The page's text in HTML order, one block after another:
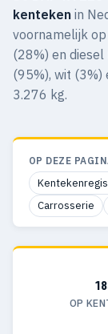
kenteken in
voornamelijk
(28%) en
(95%), wit (3%)
3.276 kg.
OP DEZE
Carrosserie
OP